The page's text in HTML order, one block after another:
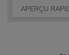
APERÇU